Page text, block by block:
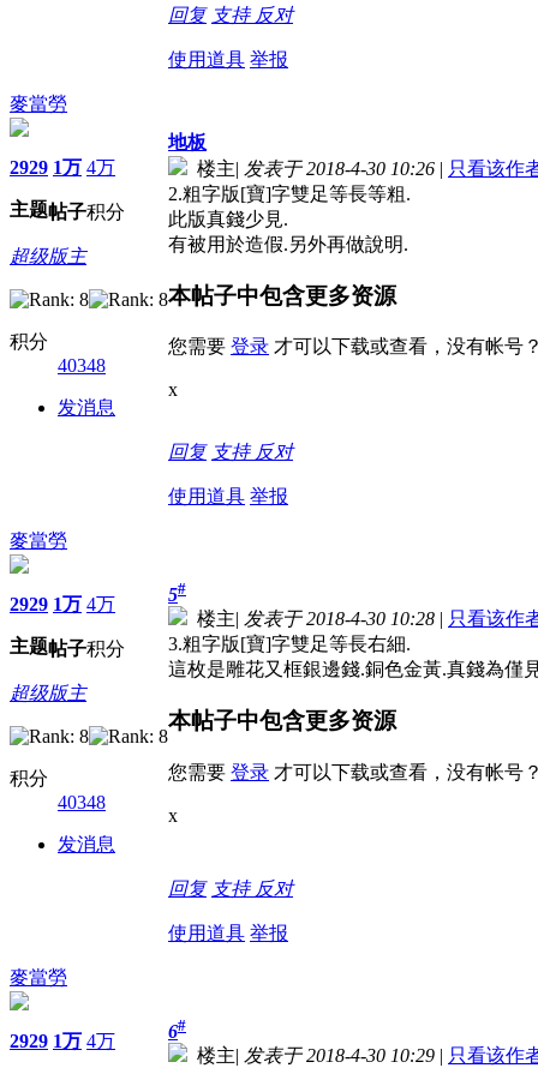
回复 支持 反对
使用道具 举报
麥當勞
2929
主题
1万
帖子
4万
积分
超级版主
积分
40348
发消息
地板
楼主| 发表于 2018-4-30 10:26 | 只看该作
2.粗字版[寶]字雙足等長等粗.
此版真錢少見.
有被用於造假.另外再做說明.
本帖子中包含更多资源
您需要 登录 才可以下载或查看，没有帐号？
x
回复 支持 反对
使用道具 举报
麥當勞
2929
主题
1万
帖子
4万
积分
超级版主
积分
40348
发消息
5#
楼主| 发表于 2018-4-30 10:28 | 只看该作
3.粗字版[寶]字雙足等長右細.
這枚是雕花又框銀邊錢.銅色金黃.真錢為僅
本帖子中包含更多资源
您需要 登录 才可以下载或查看，没有帐号？
x
回复 支持 反对
使用道具 举报
麥當勞
2929 1万 4万 6#
楼主| 发表于 2018-4-30 10:29 | 只看该作